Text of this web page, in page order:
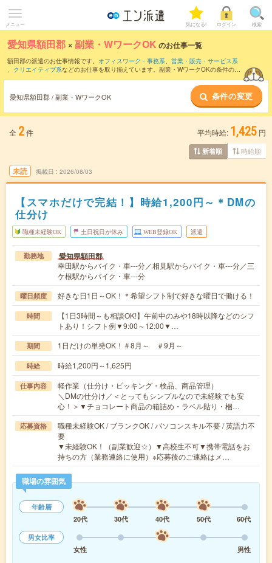
メニュー 気になる! ログイン 検索
愛知県額田郡 ×副業・WワークOK のお仕事一覧
額田郡の派遣のお仕事情報です。 オフィスワーク・事務系、 営業・販売・サービス系
、 クリエイティブ系などのお仕事を取り揃えています。副業・WワークOKの条件の他
愛知県額田郡 / 副業・WワークOK 条件の変更
全 2件 平均時給: 1,425 円
新着順 時給順
未読 掲載日 2026/08/03
【スマホだけで完結！】時給1,200円～＊DMの
仕分け
職種未経験OK 土日祝日が休み WEB登録OK 派遣
勤務地 愛知県額田郡
幸田駅からバイク・車---分／相見駅からバイク・車---分／三
ケ根駅からバイク・車---分
曜日頻度 好きな日1日～OK！＊希望シフト制で好きな曜日で働ける！
時間
【1日3時間～も相談OK!】午前中のみや18時以降などのシフ
トあり！シフト例▼9:00～12:00▼…
期間 1日だけの単発OK！＃8月～ ＃9月～
時給 時給1,200円～1,625円
仕事内容
軽作業（仕分け・ピッキング・検品、商品管理）
＼DMの仕分け／＜とってもシンプルなので未経験でも安
心！＞▼チョコレート商品の箱詰め・ラベル貼り・梱…
応募資格
職種未経験OK / ブランクOK / パソコンスキル不要 / 英語力不
要
▼未経験OK！（副業歓迎☆）▼高校生不可▼携帯電話をお
持ちの方（業務連絡に使用）※応募後のご連絡はメ…
職場の雰囲気
年齢層
20代
30代 40代 50代
60代
男女比率
女性
男性